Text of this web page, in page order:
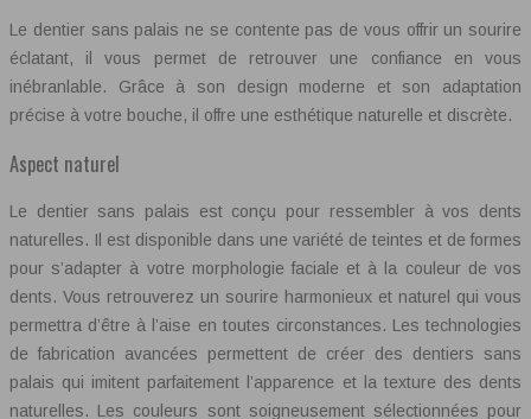
Le dentier sans palais ne se contente pas de vous offrir un sourire
éclatant, il vous permet de retrouver une confiance en vous
inébranlable. Grâce à son design moderne et son adaptation
précise à votre bouche, il offre une esthétique naturelle et discrète.
Aspect naturel
Le dentier sans palais est conçu pour ressembler à vos dents
naturelles. Il est disponible dans une variété de teintes et de formes
pour s’adapter à votre morphologie faciale et à la couleur de vos
dents. Vous retrouverez un sourire harmonieux et naturel qui vous
permettra d’être à l’aise en toutes circonstances. Les technologies
de fabrication avancées permettent de créer des dentiers sans
palais qui imitent parfaitement l’apparence et la texture des dents
naturelles. Les couleurs sont soigneusement sélectionnées pour